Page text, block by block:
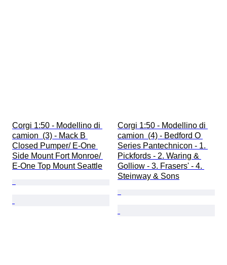
Corgi 1:50 - Modellino di
camion  (3) - Mack B
Closed Pumper/ E-One
Side Mount Fort Monroe/
E-One Top Mount Seattle
Corgi 1:50 - Modellino di
camion  (4) - Bedford O
Series Pantechnicon - 1.
Pickfords - 2. Waring &
Golliow - 3. Frasers' - 4.
Steinway & Sons